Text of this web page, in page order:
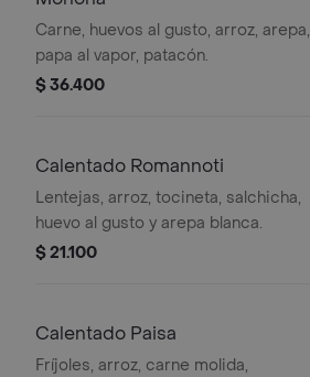
Carne, huevos al gusto, arroz, arepa,
papa al vapor, patacón.
$ 36.400
Calentado Romannoti
Lentejas, arroz, tocineta, salchicha,
huevo al gusto y arepa blanca.
$ 21.100
Calentado Paisa
Fríjoles, arroz, carne molida,